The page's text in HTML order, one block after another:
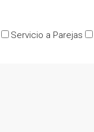
Servicio a Parejas